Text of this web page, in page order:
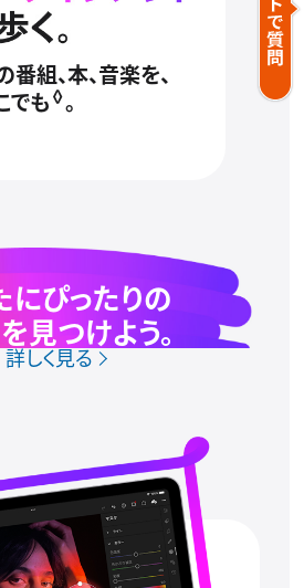
組、本、音楽を、
でも◊。
にぴったりの
見つけよう。
詳しく見る